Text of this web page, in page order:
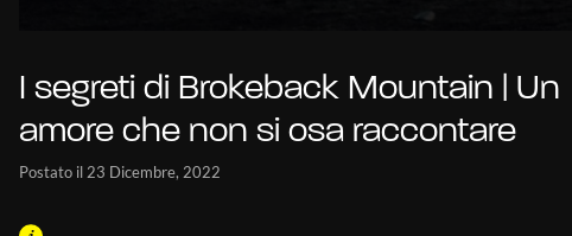
I segreti di Brokeback Mountain | Un
amore che non si osa raccontare
Postato il 23 Dicembre, 2022